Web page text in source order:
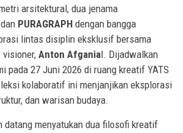
arsitektural, dua jenama
dan PURAGRAPH dengan bangga
lintas disiplin eksklusif bersama
visioner, Anton Afganial. Dijadwalkan
pada 27 Juni 2026 di ruang kreatif YATS
kolaboratif ini menjanjikan eksplorasi
dan warisan budaya.
datang menyatukan dua filosofi kreatif